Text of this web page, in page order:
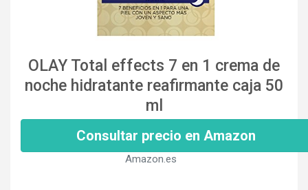
OLAY Total effects 7 en 1 crema de
noche hidratante reafirmante caja 50
ml
Consultar precio en Amazon
Amazon.es